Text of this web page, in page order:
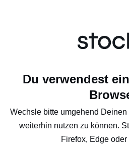
Du verwendest
Wechsle bitte umgehend
weiterhin nutzen zu können.
Firefox, Edge oder